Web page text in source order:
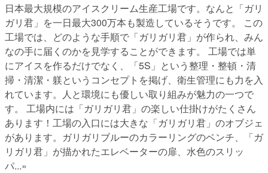
日本最大規模のアイスクリーム生産工場です。なんと「ガリ
ガリ君」を一日最大300万本も製造しているそうです。 この
工場では、どのような手順で「ガリガリ君」が作られ、みん
なの手に届くのかを見学することができます。 工場では単
にアイスを作るだけでなく、「5S」という整理・整頓・清
掃・清潔・躾というコンセプトを掲げ、衛生管理にも力を入
れています。人と環境にも優しい取り組みが魅力の一つで
す。 工場内には「ガリガリ君」の楽しい仕掛けがたくさん
あります！工場の入口には大きな「ガリガリ君」のオブジェ
があります。ガリガリブルーのカラーリングのベンチ、「ガ
リガリ君」が描かれたエレベーターの扉、水色のスリッ
パ...»